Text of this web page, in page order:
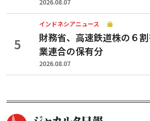
インドネシアニュース
財務省、高速鉄道株の６
業連合の保有分
2026.08.07